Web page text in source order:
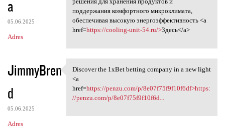
a
05.06.2025
Adres
поддержания комфортного микроклимата,
обеспечивая высокую энергоэффективность <a
href=https://cooling-unit-54.ru/>Здесь</a>
JimmyBren
d
05.06.2025
Adres
Discover the 1xBet betting
Discover the 1xBet betting company in a new light
<a
href=https://penzu.com/p/8e07f75f9f10f6df>https:
//penzu.com/p/8e07f75f9f10f6d...